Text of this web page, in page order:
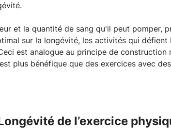
et la quantité de sang qu'il peut pomper,
sur la longévité, les activités qui
est analogue au principe de
plus bénéfique que des exercices avec
de l’exercice